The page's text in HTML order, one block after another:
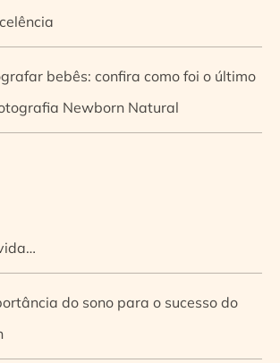
bebês: confira como foi o último
Newborn Natural
do sono para o sucesso do